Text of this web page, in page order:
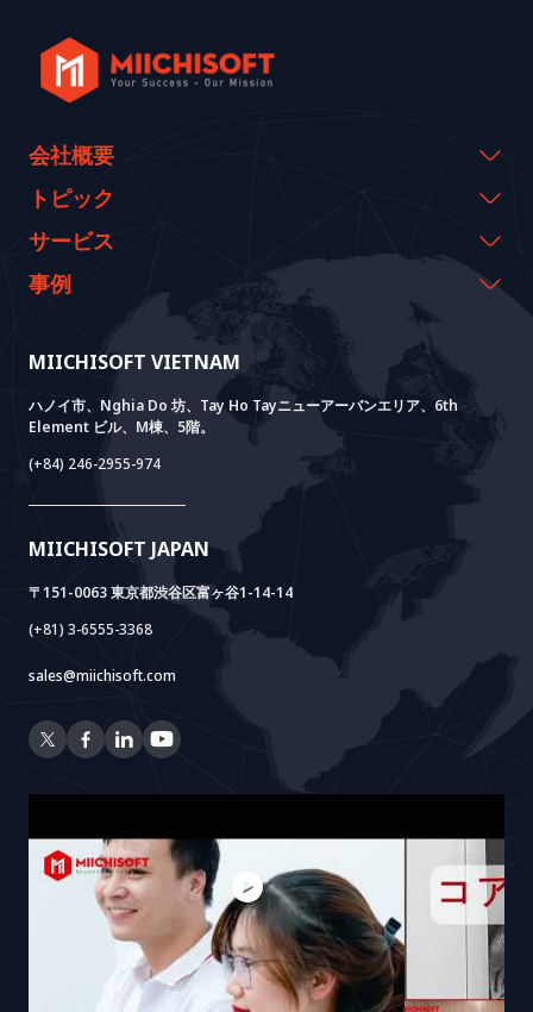
MIICHISOFT VIETNAM
ハノイ市、Nghia Do 坊、Tay Ho Tayニューアーバンエリア、6th
Element ビル、M棟、5階。
(+84) 246-2955-974
MIICHISOFT JAPAN
〒151-0063 東京都渋谷区富ヶ谷1-14-14
(+81) 3-6555-3368
sales@miichisoft.com
会社概要
会社概要
代表のメッセージ
沿革
価値観
トピック
イベント & ウェビナー
資料室
ニュース
FAQ
サービス
AI CO-CREATION
AI PoC開発
Core Lab
System Lab
Power Lab
Cloud Lab
AI+ SOLUTIONS
AI+ Products
Meet AI+
AI+ Package
RAG Package
VIETNAM BRIDGE
BOTモデル
法人設立支援
事例
実績
お客様の声